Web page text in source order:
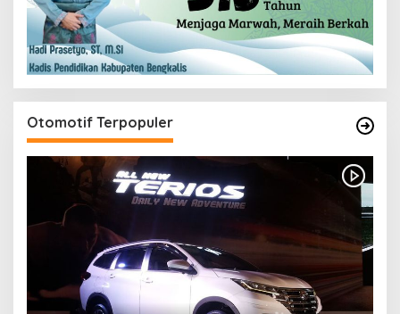
Otomotif Terpopuler